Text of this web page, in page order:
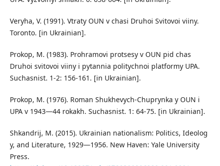
Veryha, V. (1991). Vtraty OUN v chasi Druhoi Svitovoi viiny.
Toronto. [in Ukrainian].
Prokop, M. (1983). Prohramovi protsesy v OUN pid chas
Druhoi svitovoi viiny i pytannia politychnoi platformy UPA.
Suchasnist. 1-2: 156-161. [in Ukrainian].
Prokop, M. (1976). Roman Shukhevych-Chuprynka y OUN i
UPA v 1943—44 rokakh. Suchasnist. 1: 64-75. [in Ukrainian].
Shkandrij, M. (2015). Ukrainian nationalism: Politics, Ideolog
y, and Literature, 1929—1956. New Haven: Yale University
Press.